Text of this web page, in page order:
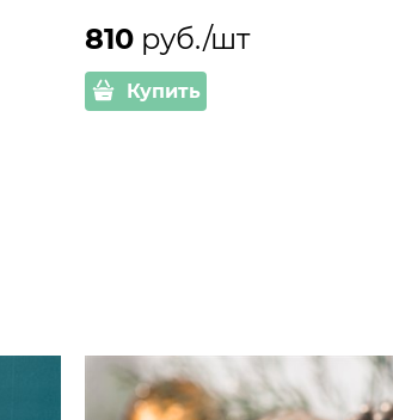
810 руб./шт
Купить